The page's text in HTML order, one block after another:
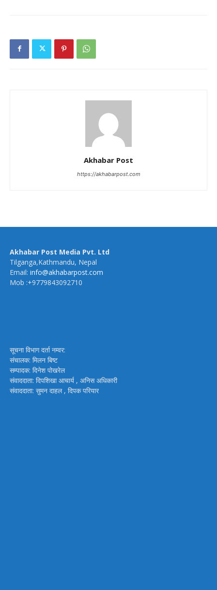
Akhabar Post
https://akhabarpost.com
Akhabar Post Media Pvt. Ltd
Tilganga,Kathmandu, Nepal
Email: info@akhabarpost.com
Mob :+9779843092710
सूचना विभाग दर्ता नम्वर:
संचालक: मिलन बिष्ट
सम्पादक: दिनेश पोखरेल
संवाददाता: दिपशिखा आचार्य , अनिस अधिकारी
संवाददाता: सुमन दाहल , दिपक परियार